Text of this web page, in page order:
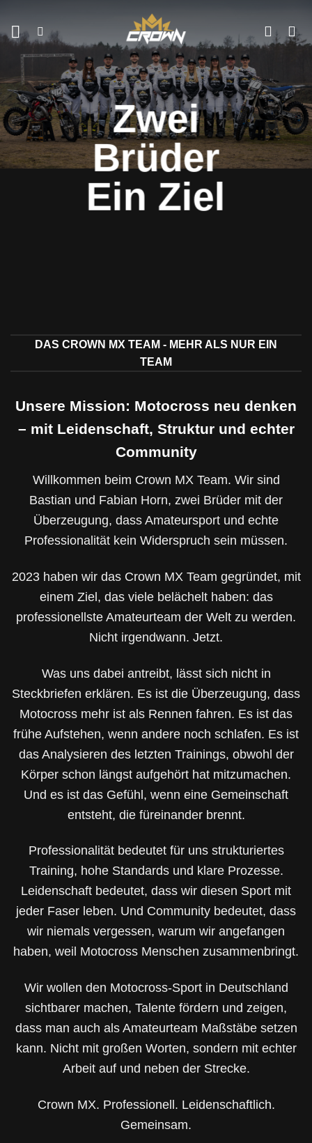
Inhalt
springen
Zwei
Brüder
Ein Ziel
DAS CROWN MX TEAM - MEHR ALS NUR EIN
TEAM
Unsere Mission: Motocross neu denken
– mit Leidenschaft, Struktur und echter
Community
Willkommen beim Crown MX Team. Wir sind
Bastian und Fabian Horn, zwei Brüder mit der
Überzeugung, dass Amateursport und echte
Professionalität kein Widerspruch sein müssen.
2023 haben wir das Crown MX Team gegründet, mit
einem Ziel, das viele belächelt haben: das
professionellste Amateurteam der Welt zu werden.
Nicht irgendwann. Jetzt.
Was uns dabei antreibt, lässt sich nicht in
Steckbriefen erklären. Es ist die Überzeugung, dass
Motocross mehr ist als Rennen fahren. Es ist das
frühe Aufstehen, wenn andere noch schlafen. Es ist
das Analysieren des letzten Trainings, obwohl der
Körper schon längst aufgehört hat mitzumachen.
Und es ist das Gefühl, wenn eine Gemeinschaft
entsteht, die füreinander brennt.
Professionalität bedeutet für uns strukturiertes
Training, hohe Standards und klare Prozesse.
Leidenschaft bedeutet, dass wir diesen Sport mit
jeder Faser leben. Und Community bedeutet, dass
wir niemals vergessen, warum wir angefangen
haben, weil Motocross Menschen zusammenbringt.
Wir wollen den Motocross-Sport in Deutschland
sichtbarer machen, Talente fördern und zeigen,
dass man auch als Amateurteam Maßstäbe setzen
kann. Nicht mit großen Worten, sondern mit echter
Arbeit auf und neben der Strecke.
Crown MX. Professionell. Leidenschaftlich.
Gemeinsam.